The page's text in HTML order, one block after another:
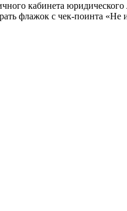
кабинета
флажок с чек-поинта «Не